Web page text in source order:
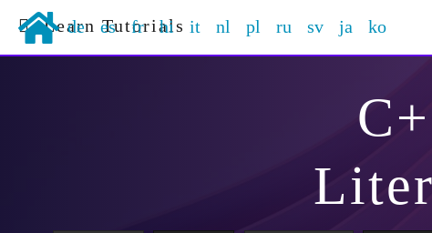
Learn Tutorials
de es fr hi it nl pl ru sv ja ko